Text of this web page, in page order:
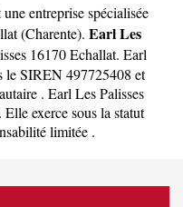
uneentreprise spécialisée
(Charente). Earl Les
16170 Echallat. Earl
le SIREN 497725408 et
. Earl Les Palisses
exerce sous la statut
limitée .